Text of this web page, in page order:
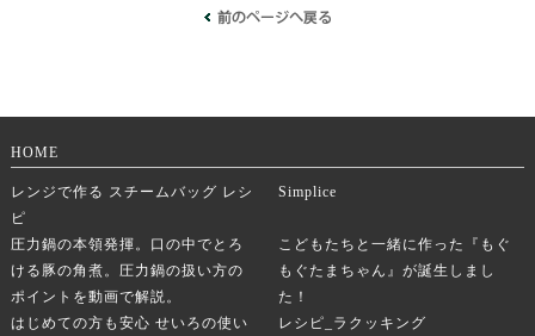
HOME
レンジで作る スチームバッグ レシ
ピ
Simplice
圧力鍋の本領発揮。口の中でとろ
ける豚の角煮。圧力鍋の扱い方の
ポイントを動画で解説。
こどもたちと一緒に作った『もぐ
もぐたまちゃん』が誕生しまし
た！
はじめての方も安心 せいろの使い
レシピ_ラクッキング